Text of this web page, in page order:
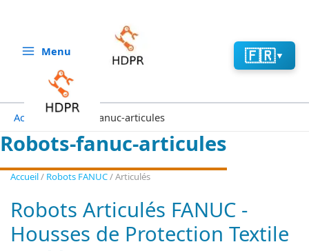
🇫🇷▼
Menu
Accueil Robots-fanuc-articules
Robots-fanuc-articules
Accueil/ Robots FANUC/Articulés
Robots Articulés FANUC -
Housses de Protection Textile